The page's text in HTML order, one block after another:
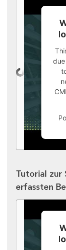
Tutorial zur
erfassten